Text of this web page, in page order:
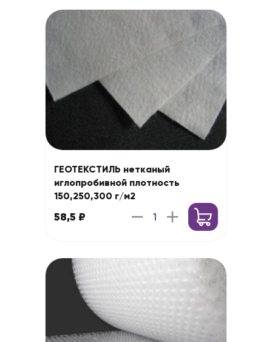
ГЕОТЕКСТИЛЬ нетканый
иглопробивной плотность
150,250,300 г/м2
58,5 ₽